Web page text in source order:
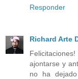
Responder
Richard Arte
ajontarse y
no ha